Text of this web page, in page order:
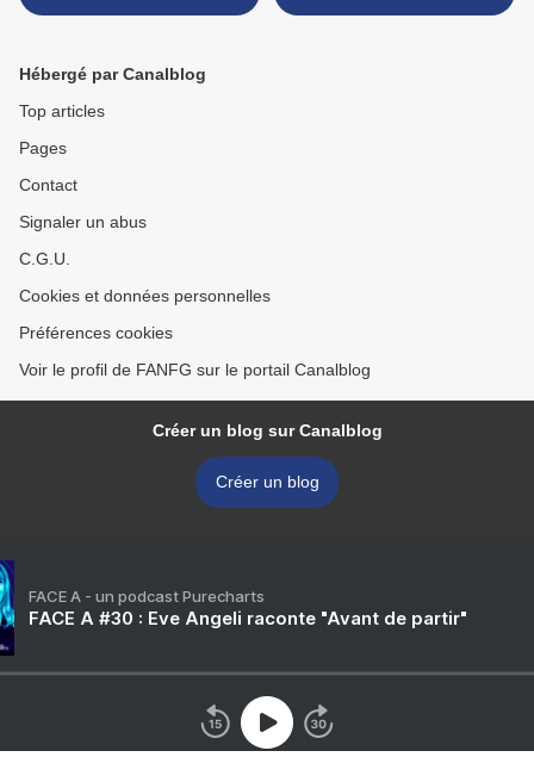
CREATIF!!! >
Hébergé par Canalblog
Top articles
Pages
Contact
Signaler un abus
C.G.U.
Cookies et données personnelles
Préférences cookies
Voir le profil de FANFG sur le portail Canalblog
Créer un blog sur Canalblog
Créer un blog
FACE A - un podcast Purecharts
FACE A #30 : Eve Angeli raconte "Avant de partir"